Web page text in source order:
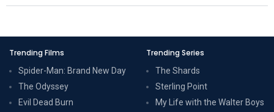
Trending Films
Spider-Man: Brand New Day
The Odyssey
Evil Dead Burn
Trending Series
The Shards
Sterling Point
My Life with the Walter Boys